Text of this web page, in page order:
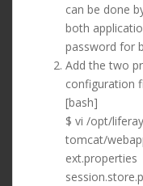
can be done
both
password for
Add the two
configuration
[bash]
$ vi /opt/
tomcat/
ext.properties